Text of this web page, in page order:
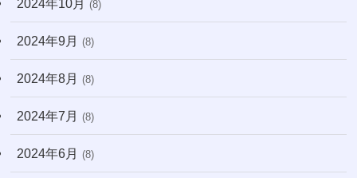
2024年10月 (8)
2024年9月 (8)
2024年8月 (8)
2024年7月 (8)
2024年6月 (8)